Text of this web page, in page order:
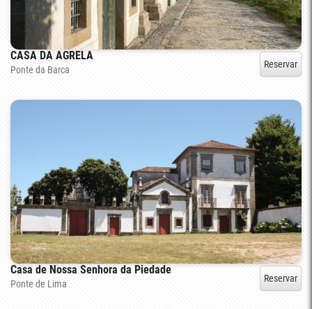
CASA DA AGRELA
Ponte da Barca Reservar
Casa de Nossa Senhora da Piedade
Ponte de Lima Reservar